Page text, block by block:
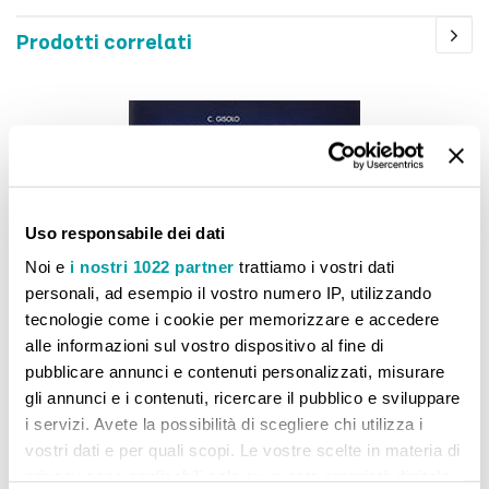
Uso responsabile dei dati
Noi e i nostri 1022 partner trattiamo i vostri dati
personali, ad esempio il vostro numero IP, utilizzando
tecnologie come i cookie per memorizzare e accedere
alle informazioni sul vostro dispositivo al fine di
pubblicare annunci e contenuti personalizzati, misurare
gli annunci e i contenuti, ricercare il pubblico e sviluppare
i servizi. Avete la possibilità di scegliere chi utilizza i
vostri dati e per quali scopi. Le vostre scelte in materia di
Prodotti correlati
Musica OK